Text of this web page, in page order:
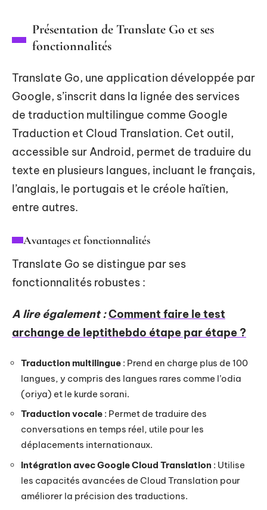
Présentation de Translate Go et ses
fonctionnalités
Translate Go, une application développée par
Google, s’inscrit dans la lignée des services
de traduction multilingue comme Google
Traduction et Cloud Translation. Cet outil,
accessible sur Android, permet de traduire du
texte en plusieurs langues, incluant le français,
l’anglais, le portugais et le créole haïtien,
entre autres.
Avantages et fonctionnalités
Translate Go se distingue par ses
fonctionnalités robustes :
A lire également :Comment faire le test
archange de leptithebdo étape par étape ?
Traduction multilingue : Prend en charge plus de 100
langues, y compris des langues rares comme l’odia
(oriya) et le kurde sorani.
Traduction vocale : Permet de traduire des
conversations en temps réel, utile pour les
déplacements internationaux.
Intégration avec Google Cloud Translation : Utilise
les capacités avancées de Cloud Translation pour
améliorer la précision des traductions.